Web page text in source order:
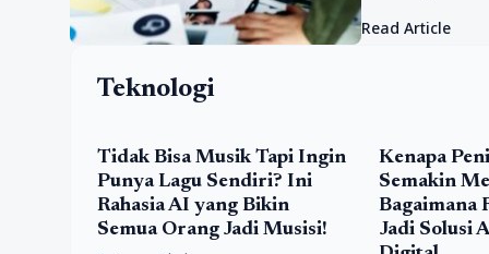
kampanye digital
Read Article
Teknologi
Tidak Bisa Musik Tapi Ingin
Punya Lagu Sendiri? Ini
Rahasia AI yang Bikin
Semua Orang Jadi Musisi!
Kenapa
Semakin
Bagaimana
Jadi Solusi